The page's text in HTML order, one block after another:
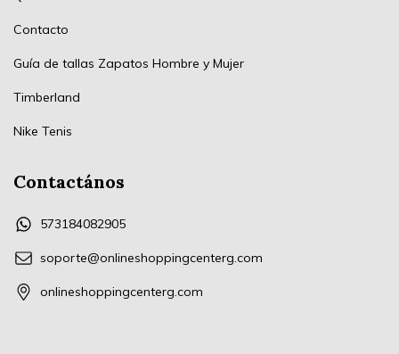
Contacto
Guía de tallas Zapatos Hombre y Mujer
Timberland
Nike Tenis
Contactános
573184082905
soporte@onlineshoppingcenterg.com
onlineshoppingcenterg.com